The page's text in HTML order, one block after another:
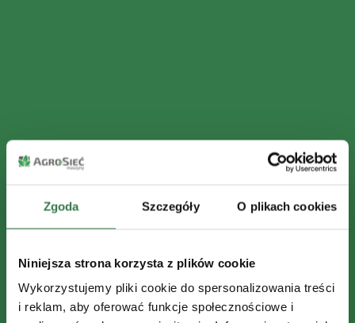
Zgoda Szczegóły O plikach cookies
Niniejsza strona korzysta z plików cookie
Wykorzystujemy pliki cookie do spersonalizowania treści
i reklam, aby oferować funkcje społecznościowe i